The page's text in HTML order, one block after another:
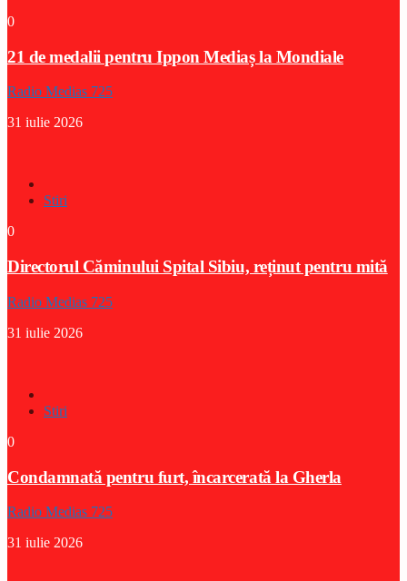
0
21 de medalii pentru Ippon Mediaș la Mondiale
Radio Medias 725
31 iulie 2026
Stiri
0
Directorul Căminului Spital Sibiu, reținut pentru mită
Radio Medias 725
31 iulie 2026
Stiri
0
Condamnată pentru furt, încarcerată la Gherla
Radio Medias 725
31 iulie 2026